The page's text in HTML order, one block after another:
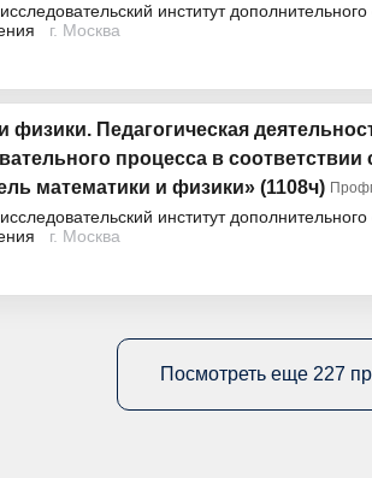
институт дополнительного
г. Москва
физики. Педагогическая
процесса в
математики и физики» (1108ч)
институт дополнительного
г. Москва
Посмотреть еще 227